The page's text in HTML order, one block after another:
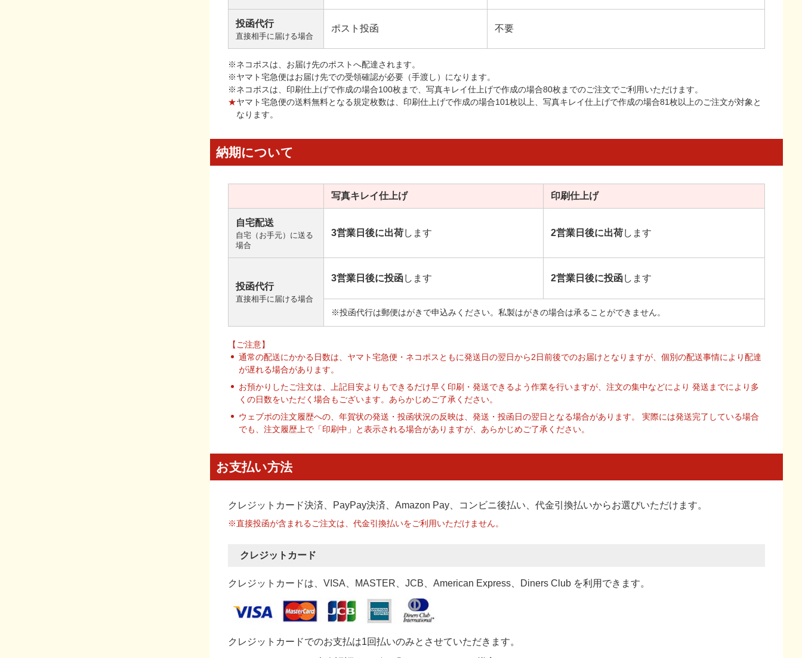
投函代行
直接相手に届ける場合
ポスト投函 不要
※ネコポスは、お届け先のポストへ配達されます。
※ヤマト宅急便はお届け先での受領確認が必要（手渡し）になります。
※ネコポスは、印刷仕上げで作成の場合100枚まで、写真キレイ仕上げで作成の場合80枚までのご注文でご利用いただけます。
★ヤマト宅急便の送料無料となる規定枚数は、印刷仕上げで作成の場合101枚以上、写真キレイ仕上げで作成の場合81枚以上のご注文が対象と
なります。
納期について
写真キレイ仕上げ 印刷仕上げ
自宅配送
自宅（お手元）に送る
場合
3営業日後に出荷します 2営業日後に出荷します
投函代行
直接相手に届ける場合
3営業日後に投函します 2営業日後に投函します
※投函代行は郵便はがきで申込みください。私製はがきの場合は承ることができません。
【ご注意】
通常の配送にかかる日数は、ヤマト宅急便・ネコポスともに発送日の翌日から2日前後でのお届けとなりますが、個別の配送事情により配達
が遅れる場合があります。
お預かりしたご注文は、上記目安よりもできるだけ早く印刷・発送できるよう作業を行いますが、注文の集中などにより 発送までにより多
くの日数をいただく場合もございます。あらかじめご了承ください。
ウェブポの注文履歴への、年賀状の発送・投函状況の反映は、発送・投函日の翌日となる場合があります。 実際には発送完了している場合
でも、注文履歴上で「印刷中」と表示される場合がありますが、あらかじめご了承ください。
お支払い方法
クレジットカード決済、PayPay決済 、Amazon Pay、コンビニ後払い、代金引換払いからお選びいただけます。
※直接投函が含まれるご注文は、代金引換払いをご利用いただけません。
クレジットカード
クレジットカードは、VISA、MASTER、JCB、American Express、Diners Club を利用できます。
クレジットカードでのお支払は1回払いのみとさせていただきます。